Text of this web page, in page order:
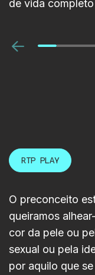
de vida
plataformas da
Anterior
RTP PLAY
O preconceito
queiramos
cor da pele ou
sexual ou pela
por aquilo que